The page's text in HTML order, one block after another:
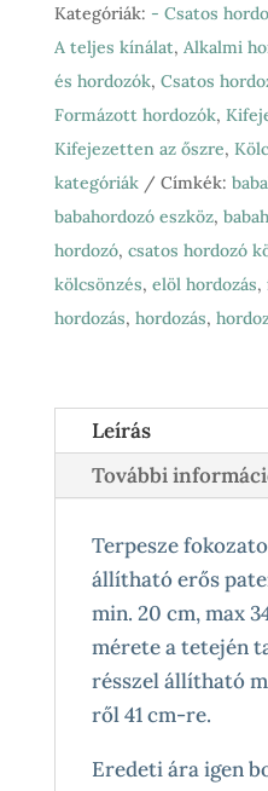
Aquarius
csatos
Kategóriák: - Csatos
A teljes kínálat, Alkalmi
és hordozók, Csatos
Formázott hordozók,
Kifejezetten az őszre,
kategóriák
Címkék:
babahordozó eszköz,
hordozó, csatos hordozó
kölcsönzés, elöl hordozás,
hordozás, hordozás,
Leírás
További
Terpesze
állítható erős
min. 20 cm, max
mérete a tetején
résszel állítható
ről 41 cm-re.
Eredeti ára igen